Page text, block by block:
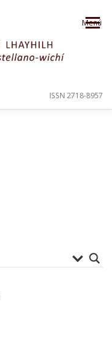
Menú
ISSN 2718-8957